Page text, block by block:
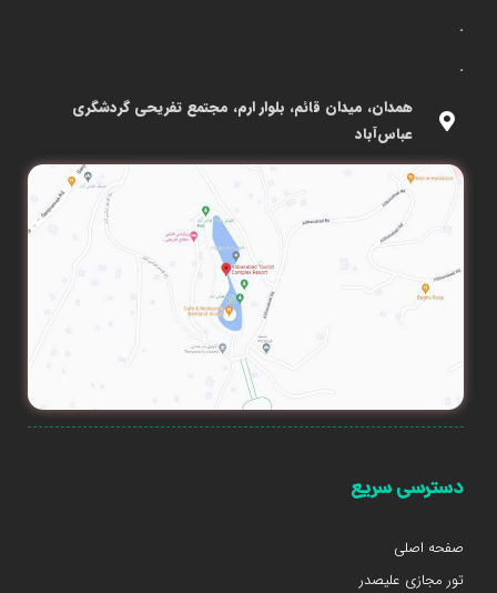
.
.
همدان، میدان قائم، بلوار ارم، مجتمع تفریحی گردشگری
عباس‌آباد
دسترسی سریع
صفحه اصلی
تور مجازی علیصدر